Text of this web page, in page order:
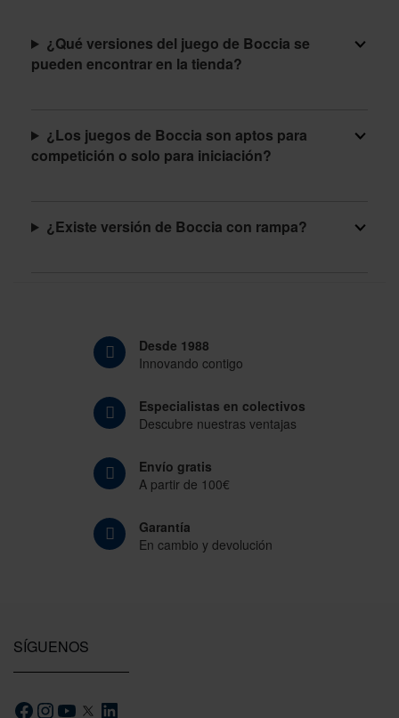
¿Qué versiones del juego de Boccia se
pueden encontrar en la tienda?
¿Los juegos de Boccia son aptos para
competición o solo para iniciación?
¿Existe versión de Boccia con rampa?
Desde 1988
Innovando contigo
Especialistas en colectivos
Descubre nuestras ventajas
Envío gratis
A partir de 100€
Garantía
En cambio y devolución
SÍGUENOS